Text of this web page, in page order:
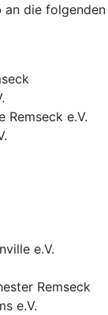
an die folgenden
Remseck e.V.
e.V.
Remseck
e.V.